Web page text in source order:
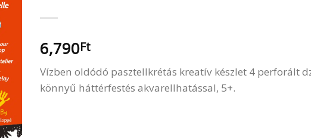
6,790Ft
Vízben oldódó pasztellkrétás kreatív készlet 4 perforált
könnyű háttérfestés akvarellhatással, 5+.